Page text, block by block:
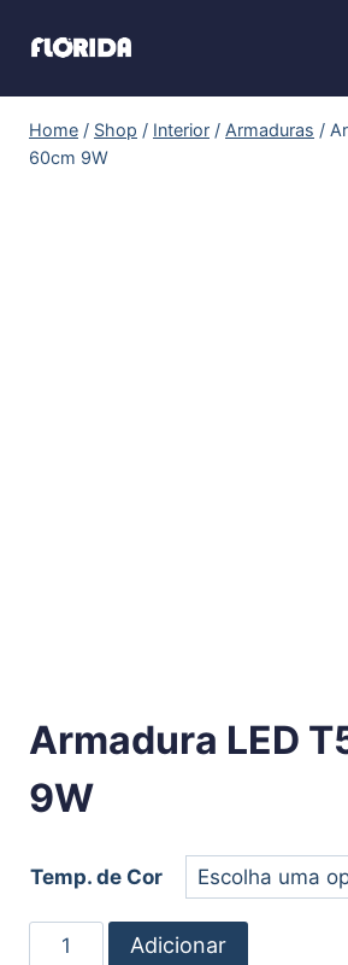
Home / Shop / Interior / Armaduras /
60cm 9W
Armadura LED
9W
Temp. de Cor
Adicionar